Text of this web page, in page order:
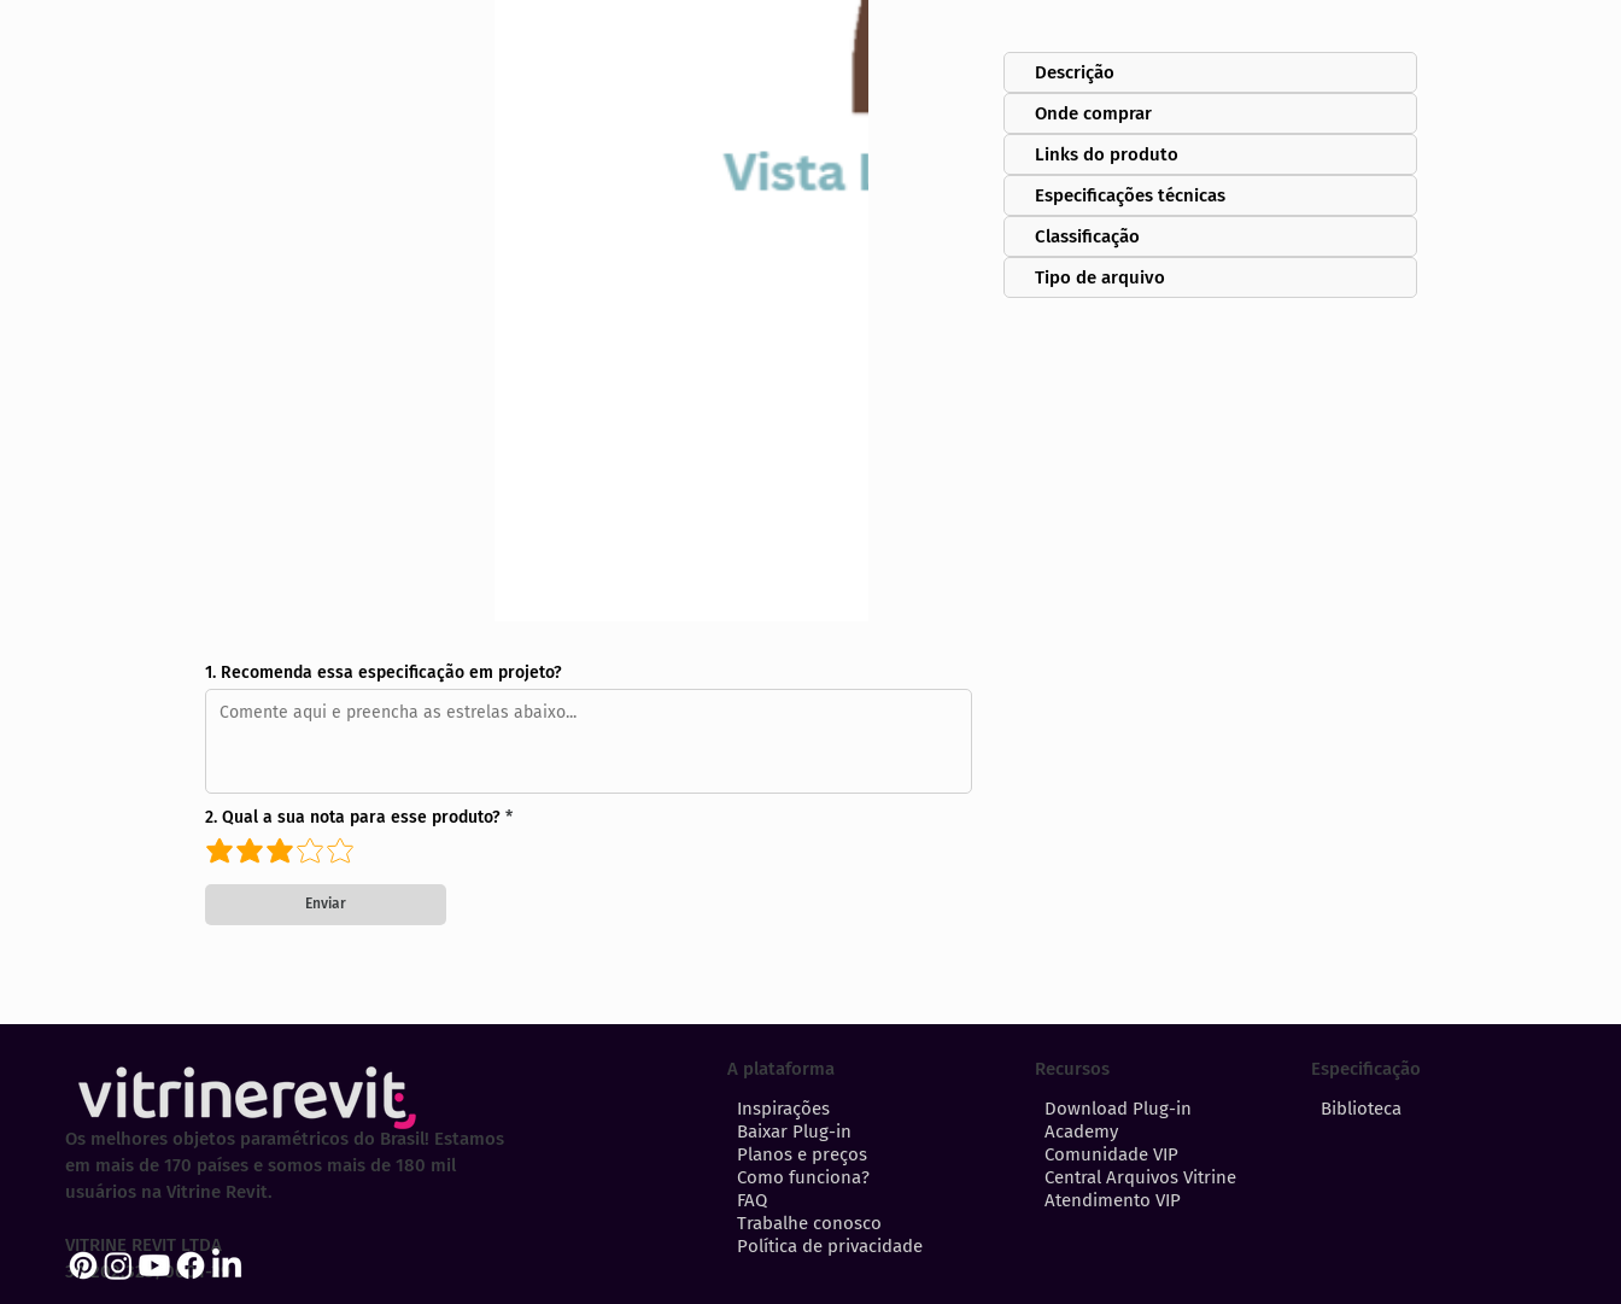
Descrição
Onde comprar
Links do produto
Especificações técnicas
Classificação
Tipo de arquivo
1. Recomenda essa especificação em projeto?
2. Qual a sua nota para esse produto?
Enviar
A plataforma
Inspirações
Baixar Plug-in
Planos e preços
Como funciona?
FAQ
Trabalhe conosco
Política de privacidade
Recursos
Download Plug-in
Academy
Comunidade VIP
Central Arquivos Vitrine
Atendimento VIP
Especificação
Biblioteca
Os melhores objetos paramétricos do Brasil! Estamos
em mais de 170 países e somos mais de 180 mil
usuários na Vitrine Revit.
VITRINE REVIT LTDA
30.202.323/0001-29